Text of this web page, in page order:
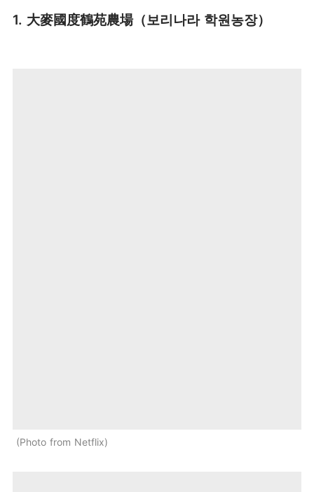
1. 大麥國度鶴苑農場（보리나라 학원농장）
Photo from Netflix